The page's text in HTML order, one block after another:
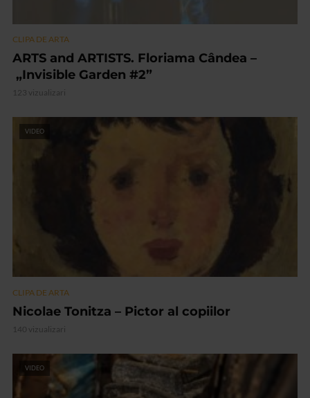
CLIPA DE ARTA
ARTS and ARTISTS. Floriama Cândea –
„Invisible Garden #2”
123 vizualizari
VIDEO
CLIPA DE ARTA
Nicolae Tonitza – Pictor al copiilor
140 vizualizari
VIDEO